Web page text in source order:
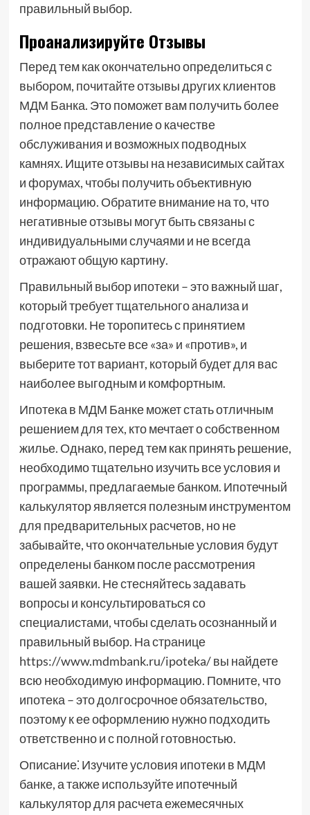
правильный выбор.
Проанализируйте Отзывы
Перед тем как окончательно определиться с
выбором, почитайте отзывы других клиентов
МДМ Банка. Это поможет вам получить более
полное представление о качестве
обслуживания и возможных подводных
камнях. Ищите отзывы на независимых сайтах
и форумах, чтобы получить объективную
информацию. Обратите внимание на то, что
негативные отзывы могут быть связаны с
индивидуальными случаями и не всегда
отражают общую картину.
Правильный выбор ипотеки – это важный шаг,
который требует тщательного анализа и
подготовки. Не торопитесь с принятием
решения, взвесьте все «за» и «против», и
выберите тот вариант, который будет для вас
наиболее выгодным и комфортным.
Ипотека в МДМ Банке может стать отличным
решением для тех, кто мечтает о собственном
жилье. Однако, перед тем как принять решение,
необходимо тщательно изучить все условия и
программы, предлагаемые банком. Ипотечный
калькулятор является полезным инструментом
для предварительных расчетов, но не
забывайте, что окончательные условия будут
определены банком после рассмотрения
вашей заявки. Не стесняйтесь задавать
вопросы и консультироваться со
специалистами, чтобы сделать осознанный и
правильный выбор. На странице
https://www.mdmbank.ru/ipoteka/ вы найдете
всю необходимую информацию. Помните, что
ипотека – это долгосрочное обязательство,
поэтому к ее оформлению нужно подходить
ответственно и с полной готовностью.
Описание⁚ Изучите условия ипотеки в МДМ
банке, а также используйте ипотечный
калькулятор для расчета ежемесячных